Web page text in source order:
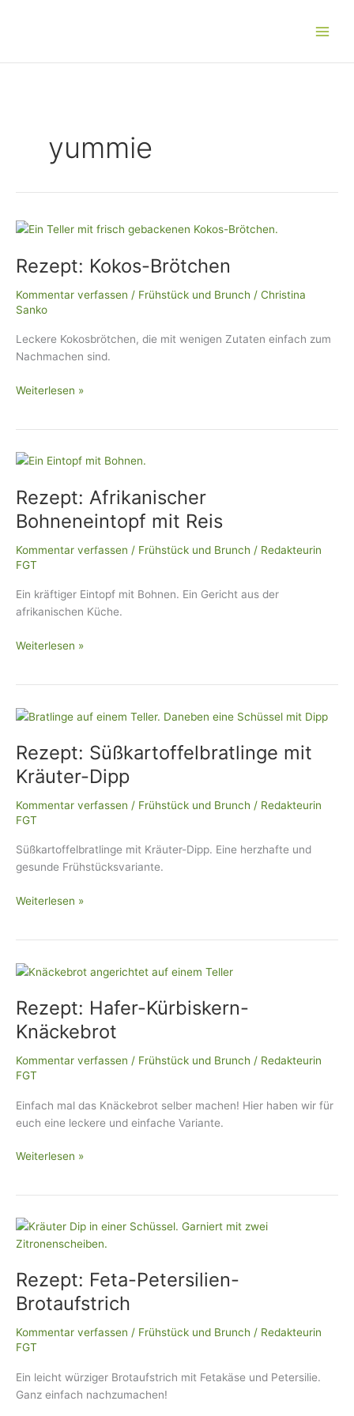
yummie
Rezept: Kokos-Brötchen
Kommentar verfassen / Frühstück und Brunch / Christina
Sanko
Leckere Kokosbrötchen, die mit wenigen Zutaten einfach zum
Nachmachen sind.
Rezept:
Brötchen
Weiterlesen »
Rezept: Afrikanischer
Bohneneintopf mit Reis
Kommentar verfassen / Frühstück und Brunch / Redakteurin
FGT
Ein kräftiger Eintopf mit Bohnen. Ein Gericht aus der
afrikanischen Küche.
Rezept:
Bohneneintopf
mit
Reis
Weiterlesen »
Rezept: Süßkartoffelbratlinge mit
Kräuter-Dipp
Kommentar verfassen / Frühstück und Brunch / Redakteurin
FGT
Süßkartoffelbratlinge mit Kräuter-Dipp. Eine herzhafte und
gesunde Frühstücksvariante.
Rezept:
mit
Kräuter-
Dipp
Weiterlesen »
Rezept: Hafer-Kürbiskern-
Knäckebrot
Kommentar verfassen / Frühstück und Brunch / Redakteurin
FGT
Einfach mal das Knäckebrot selber machen! Hier haben wir für
euch eine leckere und einfache Variante.
Rezept:
Kürbiskern-
Knäckebrot
Weiterlesen »
Rezept: Feta-Petersilien-
Brotaufstrich
Kommentar verfassen / Frühstück und Brunch / Redakteurin
FGT
Ein leicht würziger Brotaufstrich mit Fetakäse und Petersilie.
Ganz einfach nachzumachen!
Rezept:
Feta-
Brotaufstrich